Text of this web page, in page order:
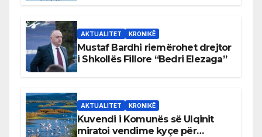
AKTUALITET KRONIKË
Mustaf Bardhi riemërohet drejtor
i Shkollës Fillore “Bedri Elezaga”
AKTUALITET KRONIKË
Kuvendi i Komunës së Ulqinit
miratoi vendime kyçe për